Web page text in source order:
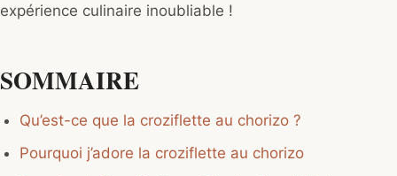
expérience culinaire inoubliable !
SOMMAIRE
Qu’est-ce que la croziflette au chorizo ?
Pourquoi j’adore la croziflette au chorizo